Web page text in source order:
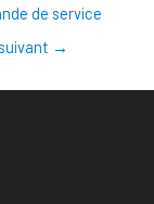
de service
suivant →